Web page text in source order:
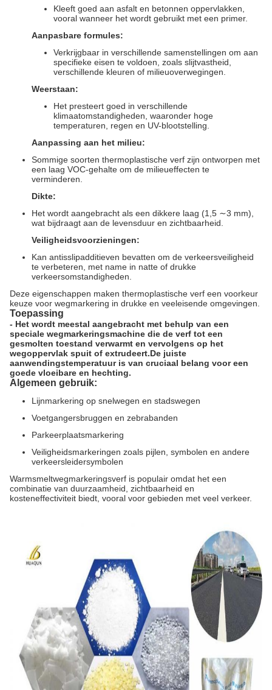
Kleeft goed aan asfalt en betonnen oppervlakken,
vooral wanneer het wordt gebruikt met een primer.
Aanpasbare formules:
Verkrijgbaar in verschillende samenstellingen om aan
specifieke eisen te voldoen, zoals slijtvastheid,
verschillende kleuren of milieuoverwegingen.
Weerstaan:
Het presteert goed in verschillende
klimaatomstandigheden, waaronder hoge
temperaturen, regen en UV-blootstelling.
Aanpassing aan het milieu:
Sommige soorten thermoplastische verf zijn ontworpen met
een laag VOC-gehalte om de milieueffecten te
verminderen.
Dikte:
Het wordt aangebracht als een dikkere laag (1,5 ∼3 mm),
wat bijdraagt aan de levensduur en zichtbaarheid.
Veiligheidsvoorzieningen:
Kan antisslipadditieven bevatten om de verkeersveiligheid
te verbeteren, met name in natte of drukke
verkeersomstandigheden.
Deze eigenschappen maken thermoplastische verf een voorkeur
keuze voor wegmarkering in drukke en veeleisende omgevingen.
Toepassing
- Het wordt meestal aangebracht met behulp van een
speciale wegmarkeringsmachine die de verf tot een
gesmolten toestand verwarmt en vervolgens op het
wegoppervlak spuit of extrudeert.De juiste
aanwendingstemperatuur is van cruciaal belang voor een
goede vloeibare en hechting.
Algemeen gebruik:
Lijnmarkering op snelwegen en stadswegen
Voetgangersbruggen en zebrabanden
Parkeerplaatsmarkering
Veiligheidsmarkeringen zoals pijlen, symbolen en andere
verkeersleidersymbolen
Warmsmeltwegmarkeringsverf is populair omdat het een
combinatie van duurzaamheid, zichtbaarheid en
kosteneffectiviteit biedt, vooral voor gebieden met veel verkeer.